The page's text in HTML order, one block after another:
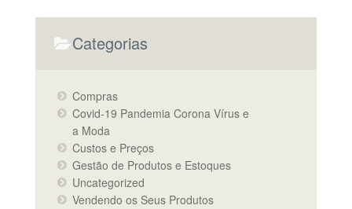
Categorias
Compras
Covid-19 Pandemia Corona Vírus e
a Moda
Custos e Preços
Gestão de Produtos e Estoques
Uncategorized
Vendendo os Seus Produtos